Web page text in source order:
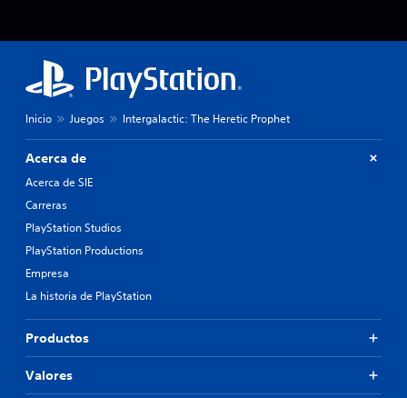
Inicio Juegos Intergalactic: The Heretic Prophet
Acerca de
Acerca de SIE
Carreras
PlayStation Studios
PlayStation Productions
Empresa
La historia de PlayStation
Productos
Valores